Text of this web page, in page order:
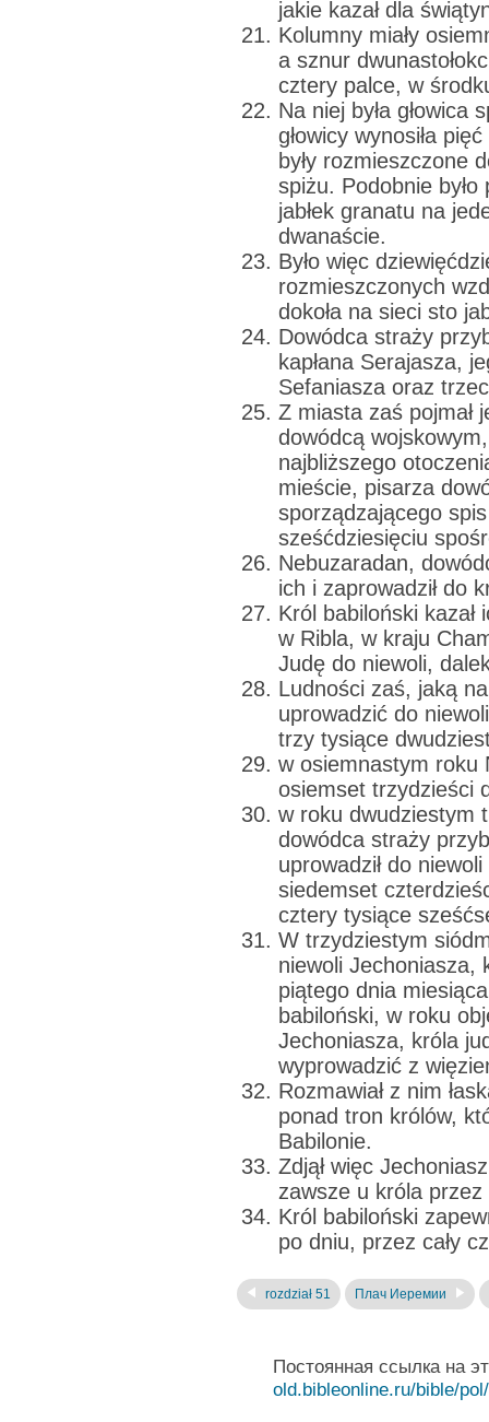
jakie kazał dla
Kolumny miały
a sznur
cztery palce, w
Na niej była głowica
głowicy wynosiła
były rozmieszczone
spiżu. Podobnie
jabłek granatu na
dwanaście.
Było więc
rozmieszczonych
dokoła na sieci sto
Dowódca straży
kapłana Serajasza,
Sefaniasza oraz
Z miasta zaś pojmał
dowódcą
najbliższego
mieście, pisarza
sporządzającego
sześćdziesięciu
Nebuzaradan,
ich i zaprowadził do
Król babiloński
w Ribla, w kraju
Judę do niewoli,
Ludności zaś, jaką
uprowadzić do
trzy tysiące
w osiemnastym
osiemset trzydzieści
w roku dwudziestym
dowódca straży
uprowadził do
siedemset
cztery tysiące
W trzydziestym
niewoli Jechoniasza,
piątego dnia
babiloński, w roku
Jechoniasza, króla
wyprowadzić z
Rozmawiał z nim
ponad tron królów,
Babilonie.
Zdjął więc
zawsze u króla
Król babiloński
po dniu, przez cały
rozdział 51 Плач Иеремии
Постоянная ссылка на
old.bibleonline.ru/bible/